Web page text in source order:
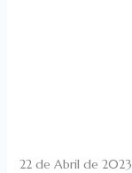
22 de Abril de 2023